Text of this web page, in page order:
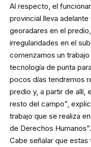
Al respecto, el
provincial lleva
georadares en el
irregularidades en el
comenzamos un
tecnología de punta
pocos días tendremos
predio y, a partir de allí,
resto del campo”,
trabajo que se realiza
de Derechos Humanos”.
Cabe señalar que